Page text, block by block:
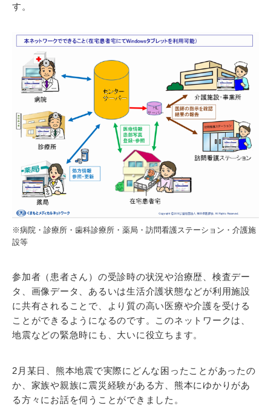
す。
※病院・診療所・歯科診療所・薬局・訪問看護ステーション・介護施
設等
参加者（患者さん）の受診時の状況や治療歴、検査デー
タ、画像データ、あるいは生活介護状態などが利用施設
に共有されることで、より質の高い医療や介護を受ける
ことができるようになるのです。このネットワークは、
地震などの緊急時にも、大いに役立ちます。
2月某日、熊本地震で実際にどんな困ったことがあったの
か、家族や親族に震災経験がある方、熊本にゆかりがあ
る方々にお話を伺うことができました。